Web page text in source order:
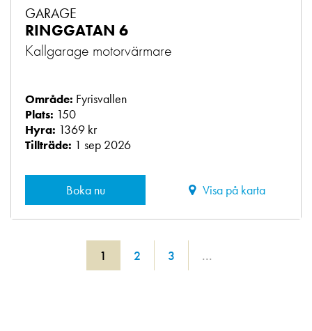
GARAGE
RINGGATAN 6
Kallgarage motorvärmare
Område: Fyrisvallen
Plats: 150
Hyra: 1369 kr
Tillträde: 1 sep 2026
Boka nu Visa på karta
1 2 3 ...